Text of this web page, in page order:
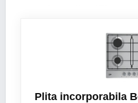
Plita incorporabila